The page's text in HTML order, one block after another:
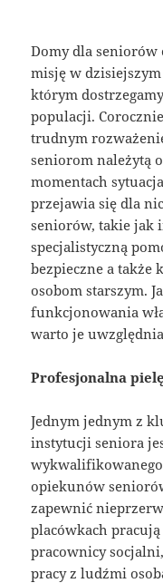
Domy dla seniorów
misję w
którym
populacji.
trudnym
seniorom należytą
momentach
przejawia się dla
seniorów, takie jak
specjalistyczną
bezpieczne a
osobom starszym.
funkcjonowania
warto je
Profesjonalna
Jednym jednym z
instytucji seniora
opiekunów
zapewnić
placówkach
pracownicy
pracy z ludźmi